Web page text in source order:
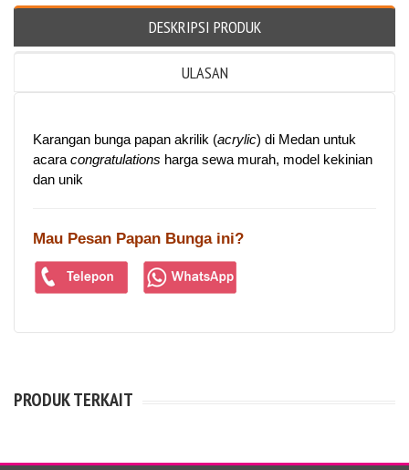
DESKRIPSI PRODUK
ULASAN
Karangan bunga papan akrilik (acrylic) di Medan untuk
acara congratulations harga sewa murah, model kekinian
dan unik
Mau Pesan Papan Bunga ini?
PRODUK TERKAIT